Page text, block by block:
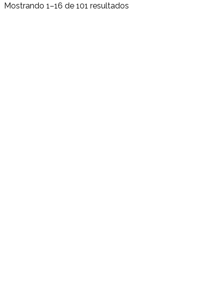
Mostrando 1–16 de 101 resultados